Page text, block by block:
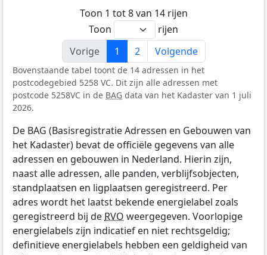
Toon 1 tot 8 van 14 rijen
Toon
rijen
Vorige
1 2 Volgende
Bovenstaande tabel toont de 14 adressen in het
postcodegebied 5258 VC. Dit zijn alle adressen met
postcode 5258VC in de BAG data van het Kadaster van 1 juli
2026.
De BAG (Basisregistratie Adressen en Gebouwen van
het Kadaster) bevat de officiële gegevens van alle
adressen en gebouwen in Nederland. Hierin zijn,
naast alle adressen, alle panden, verblijfsobjecten,
standplaatsen en ligplaatsen geregistreerd. Per
adres wordt het laatst bekende energielabel zoals
geregistreerd bij de RVO weergegeven. Voorlopige
energielabels zijn indicatief en niet rechtsgeldig;
definitieve energielabels hebben een geldigheid van